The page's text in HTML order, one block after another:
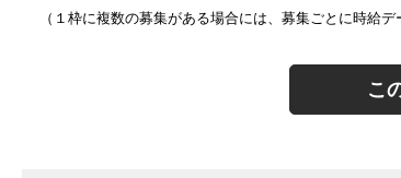
（１枠に複数の募集がある場合には、募集ごとに時給デ
こ